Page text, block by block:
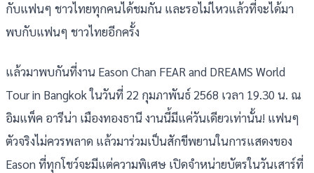
กับแฟนๆ ชาวไทยทุกคนได้ชมกัน และรอไม่ไหวแล้วที่จะได้มา
พบกับแฟนๆ ชาวไทยอีกครั้ง
แล้วมาพบกันที่งาน Eason Chan FEAR and DREAMS World
Tour in Bangkok ในวันที่ 22 กุมภาพันธ์ 2568 เวลา 19.30 น. ณ
อิมแพ็ค อารีน่า เมืองทองธานี งานนี้มีแค่วันเดียวเท่านั้น! แฟนๆ
ตัวจริงไม่ควรพลาด แล้วมาร่วมเป็นสักขีพยานในการแสดงของ
Eason ที่ทุกโชว์จะมีแต่ความพิเศษ เปิดจำหน่ายบัตรในวันเสาร์ที่